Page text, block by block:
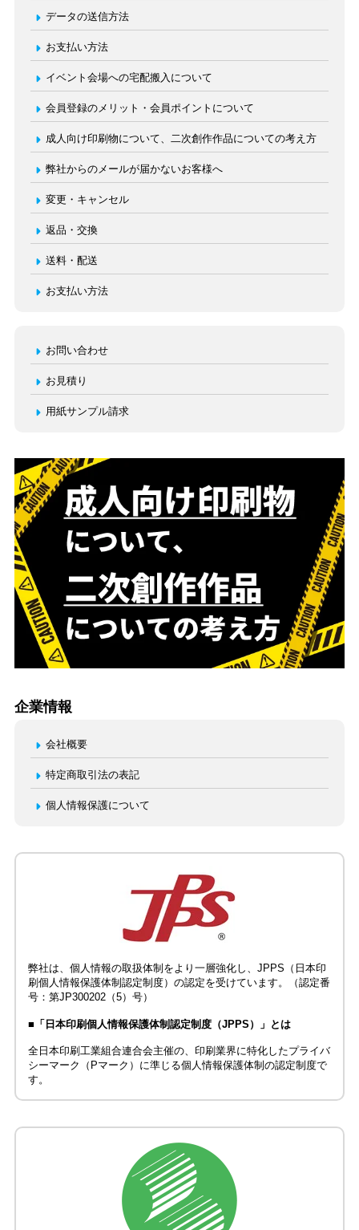
データの送信方法
お支払い方法
イベント会場への宅配搬入について
会員登録のメリット・会員ポイントについて
成人向け印刷物について、二次創作作品についての考え方
弊社からのメールが届かないお客様へ
変更・キャンセル
返品・交換
送料・配送
お支払い方法
お問い合わせ
お見積り
用紙サンプル請求
企業情報
会社概要
特定商取引法の表記
個人情報保護について
弊社は、個人情報の取扱体制をより一層強化し、JPPS（日本印
刷個人情報保護体制認定制度）の認定を受けています。（認定番
号：第JP300202（5）号）
■「日本印刷個人情報保護体制認定制度（JPPS）」とは
全日本印刷工業組合連合会主催の、印刷業界に特化したプライバ
シーマーク（Pマーク）に準じる個人情報保護体制の認定制度で
す。